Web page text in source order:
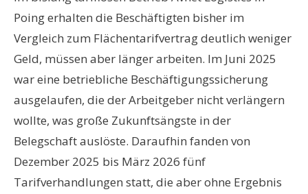
Poing erhalten die Beschäftigten bisher im
Vergleich zum Flächentarifvertrag deutlich weniger
Geld, müssen aber länger arbeiten. Im Juni 2025
war eine betriebliche Beschäftigungssicherung
ausgelaufen, die der Arbeitgeber nicht verlängern
wollte, was große Zukunftsängste in der
Belegschaft auslöste. Daraufhin fanden von
Dezember 2025 bis März 2026 fünf
Tarifverhandlungen statt, die aber ohne Ergebnis